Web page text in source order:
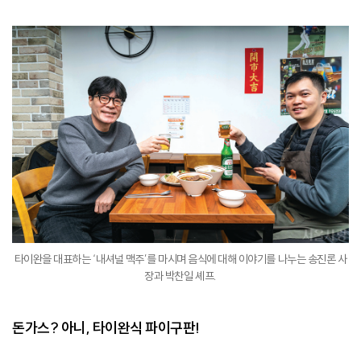
타이완을 대표하는 ‘내셔널 맥주’를 마시며 음식에 대해 이야기를 나누는 송진론 사
장과 박찬일 셰프.
돈가스? 아니, 타이완식 파이구판!